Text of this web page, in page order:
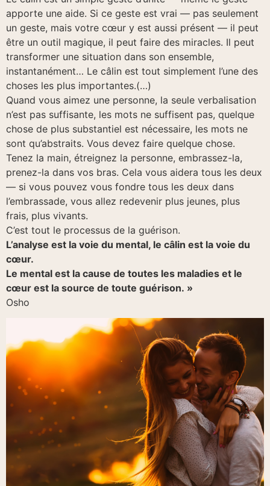
apporte une aide. Si ce geste est vrai — pas seulement
un geste, mais votre cœur y est aussi présent — il peut
être un outil magique, il peut faire des miracles. Il peut
transformer une situation dans son ensemble,
instantanément… Le câlin est tout simplement l’une des
choses les plus importantes.(…)
Quand vous aimez une personne, la seule verbalisation
n’est pas suffisante, les mots ne suffisent pas, quelque
chose de plus substantiel est nécessaire, les mots ne
sont qu’abstraits. Vous devez faire quelque chose.
Tenez la main, étreignez la personne, embrassez-la,
prenez-la dans vos bras. Cela vous aidera tous les deux
— si vous pouvez vous fondre tous les deux dans
l’embrassade, vous allez redevenir plus jeunes, plus
frais, plus vivants.
C’est tout le processus de la guérison.
L’analyse est la voie du mental, le câlin est la voie du
cœur.
Le mental est la cause de toutes les maladies et le
cœur est la source de toute guérison. »
Osho